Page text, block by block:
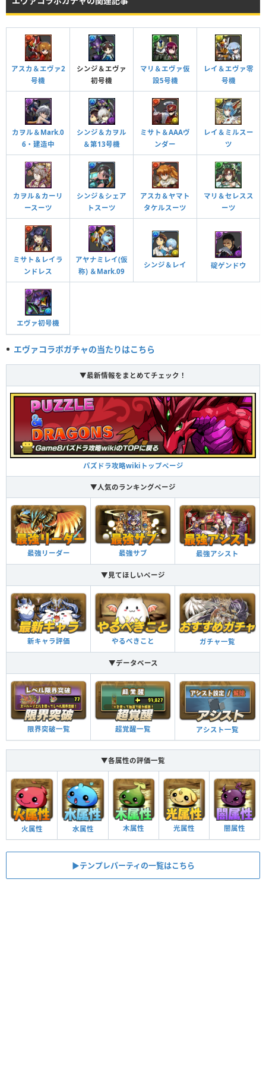
Lv99 3088 2318 515
つけられる潜在キラー
逃げちゃダメだ ターン数：12→5
ドロップのロック状態を解除。木ドロップを水に、回復ドロップを闇に変
化。
攻撃タイプの全パラメータが1.5倍。
覚醒スキル
水列強化
水ドロップを横一列でそろえて消すと水属性の攻撃
力がアップする（30％）
水ドロップ強化＋
強化された水ドロップの出現率（40％）とダメージ
がかなりアップする（1.1449倍）
自動回復
ドロップを消したターン、HPが1000回復する
HP 攻撃力 回復力
Lv99 1989 1238 413
つけられる潜在キラー
ドロップのロック状態を解除。木ドロップを水に、回復ドロップを闇に変
攻撃タイプの全パラメータが1.5倍。
アスカ＆エヴァ2
号機
シンジ＆エヴァ
初号機
マリ＆エヴァ仮
設5号機
レイ＆エヴァ零
号機
カヲル＆Mark.0
6・建造中
シンジ＆カヲル
＆第13号機
ミサト＆AAAヴ
ンダー
レイ＆ミルスー
ツ
カヲル＆カーリ
ースーツ
シンジ＆シェア
トスーツ
アスカ＆ヤマト
タケルスーツ
マリ＆セレスス
ーツ
ミサト＆レイラ
ンドレス
アヤナミレイ(仮
称) ＆Mark.09
シンジ＆レイ 碇ゲンドウ
エヴァ初号機
エヴァコラボガチャの当たりはこちら
▼最新情報をまとめてチェック！
パズドラ攻略wikiトップページ
▼人気のランキングページ
最強リーダー 最強サブ 最強アシスト
▼見てほしいページ
新キャラ評価 やるべきこと ガチャ一覧
▼データベース
限界突破一覧 超覚醒一覧 アシスト一覧
▼各属性の評価一覧
火属性 水属性 木属性 光属性 闇属性
▶︎テンプレパーティの一覧はこちら